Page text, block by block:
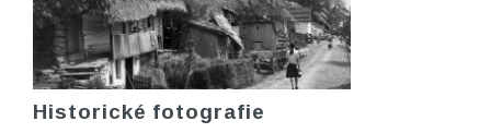
Historické fotografie